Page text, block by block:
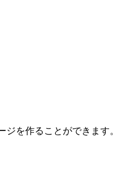
を作ることができます。